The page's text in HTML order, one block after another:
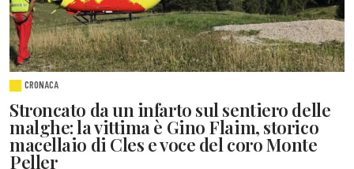
CRONACA
Stroncato da un infarto sul sentiero delle
malghe: la vittima è Gino Flaim, storico
macellaio di Cles e voce del coro Monte
Peller